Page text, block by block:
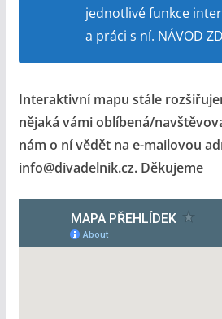
jednotlivé funkce
a práci s ní. NÁVOD
Interaktivní mapu stále
nějaká vámi oblíbená/
nám o ní vědět na e-mailovou
info@divadelnik.cz. Děkujeme